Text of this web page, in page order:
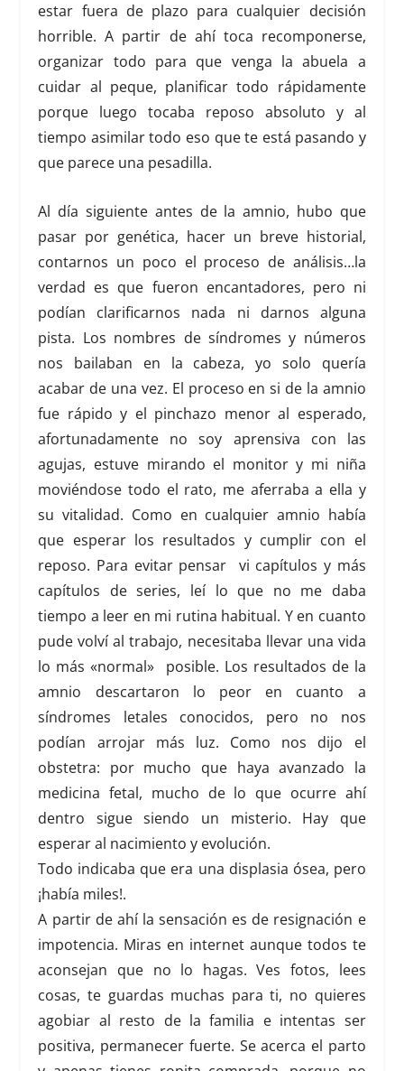
estar fuera de plazo para cualquier decisión
horrible. A partir de ahí toca recomponerse,
organizar todo para que venga la abuela a
cuidar al peque, planificar todo rápidamente
porque luego tocaba reposo absoluto y al
tiempo asimilar todo eso que te está pasando y
que parece una pesadilla.
Al día siguiente antes de la amnio, hubo que
pasar por genética, hacer un breve historial,
contarnos un poco el proceso de análisis…la
verdad es que fueron encantadores, pero ni
podían clarificarnos nada ni darnos alguna
pista. Los nombres de síndromes y números
nos bailaban en la cabeza, yo solo quería
acabar de una vez. El proceso en si de la amnio
fue rápido y el pinchazo menor al esperado,
afortunadamente no soy aprensiva con las
agujas, estuve mirando el monitor y mi niña
moviéndose todo el rato, me aferraba a ella y
su vitalidad. Como en cualquier amnio había
que esperar los resultados y cumplir con el
reposo. Para evitar pensar vi capítulos y más
capítulos de series, leí lo que no me daba
tiempo a leer en mi rutina habitual. Y en cuanto
pude volví al trabajo, necesitaba llevar una vida
lo más «normal» posible. Los resultados de la
amnio descartaron lo peor en cuanto a
síndromes letales conocidos, pero no nos
podían arrojar más luz. Como nos dijo el
obstetra: por mucho que haya avanzado la
medicina fetal, mucho de lo que ocurre ahí
dentro sigue siendo un misterio. Hay que
esperar al nacimiento y evolución.
Todo indicaba que era una displasia ósea, pero
¡había miles!.
A partir de ahí la sensación es de resignación e
impotencia. Miras en internet aunque todos te
aconsejan que no lo hagas. Ves fotos, lees
cosas,te guardas muchas para ti, no quieres
agobiar al resto de la familia e intentas ser
positiva, permanecer fuerte. Se acerca el parto